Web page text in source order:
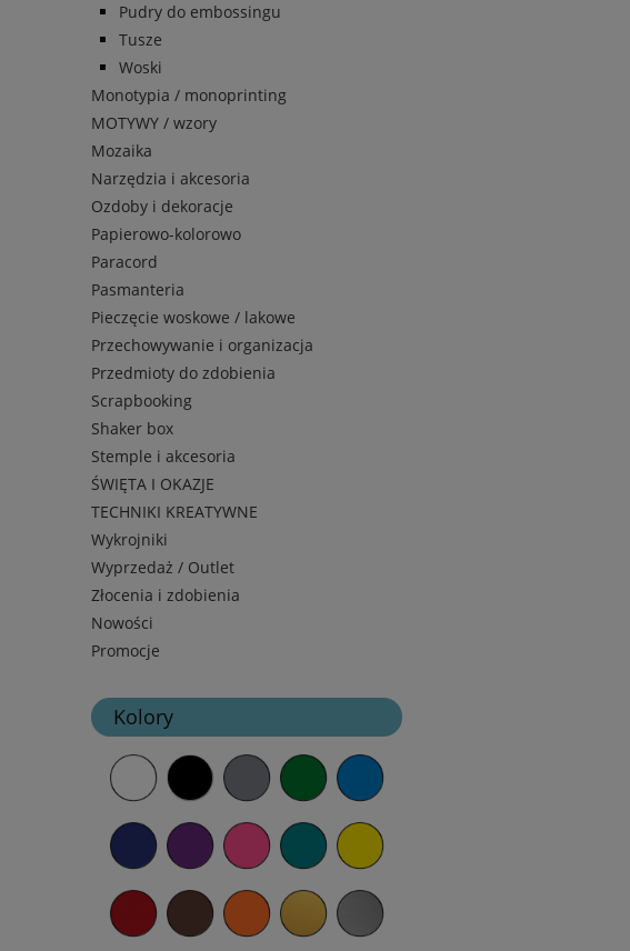
Pudry do embossingu
Tusze
Woski
Monotypia / monoprinting
MOTYWY / wzory
Mozaika
Narzędzia i akcesoria
Ozdoby i dekoracje
Papierowo-kolorowo
Paracord
Pasmanteria
Pieczęcie woskowe / lakowe
Przechowywanie i organizacja
Przedmioty do zdobienia
Scrapbooking
Shaker box
Stemple i akcesoria
ŚWIĘTA I OKAZJE
TECHNIKI KREATYWNE
Wykrojniki
Wyprzedaż / Outlet
Złocenia i zdobienia
Nowości
Promocje
Kolory